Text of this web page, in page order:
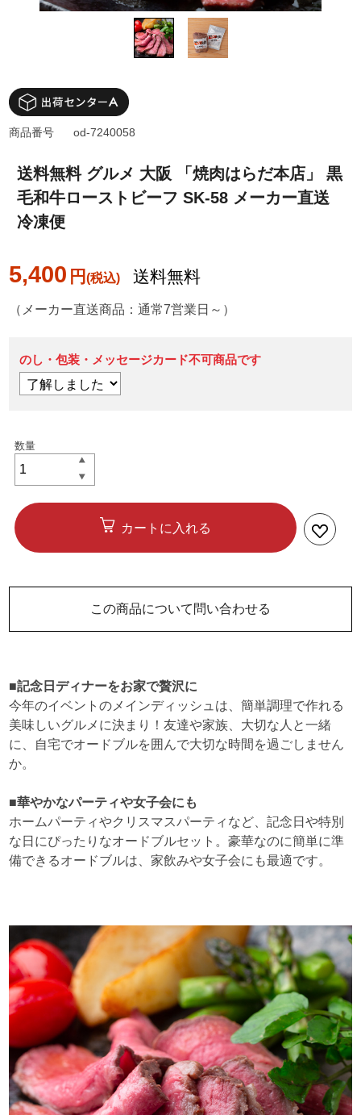
送料無料 グルメ 大阪 「焼肉はらだ本店」 黒
毛和牛ローストビーフ SK-58 メーカー直送
冷凍便
5,400 円 送料無料
商品番号 od-7240058
（メーカー直送商品：通常7営業日～）
のし・包装・メッセージカード不可商品です
カートに入れる
この商品について問い合わせる
■記念日ディナーをお家で贅沢に
今年のイベントのメインディッシュは、簡単調理で作れる
美味しいグルメに決まり！友達や家族、大切な人と一緒
に、自宅でオードブルを囲んで大切な時間を過ごしません
か。
■華やかなパーティや女子会にも
ホームパーティやクリスマスパーティなど、記念日や特別
な日にぴったりなオードブルセット。豪華なのに簡単に準
備できるオードブルは、家飲みや女子会にも最適です。